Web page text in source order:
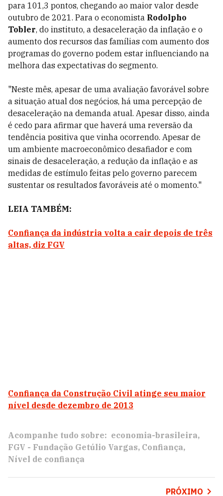
para 101,3 pontos, chegando ao maior valor desde
outubro de 2021. Para o economista Rodolpho
Tobler, do instituto, a desaceleração da inflação e o
aumento dos recursos das famílias com aumento dos
programas do governo podem estar influenciando na
melhora das expectativas do segmento.
"Neste mês, apesar de uma avaliação favorável sobre
a situação atual dos negócios, há uma percepção de
desaceleração na demanda atual. Apesar disso, ainda
é cedo para afirmar que haverá uma reversão da
tendência positiva que vinha ocorrendo. Apesar de
um ambiente macroeconômico desafiador e com
sinais de desaceleração, a redução da inflação e as
medidas de estímulo feitas pelo governo parecem
sustentar os resultados favoráveis até o momento."
LEIA TAMBÉM:
Confiança da indústria volta a cair depois de três
altas, diz FGV
Confiança da Construção Civil atinge seu maior
nível desde dezembro de 2013
Acompanhe tudo sobre: economia-brasileira
FGV - Fundação Getúlio Vargas Confiança
Nível de confiança
PRÓXIMO